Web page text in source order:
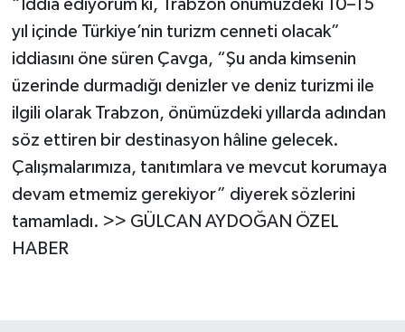
“İddia ediyorum ki, Trabzon önümüzdeki 10–15
yıl içinde Türkiye’nin turizm cenneti olacak”
iddiasını öne süren Çavga, “Şu anda kimsenin
üzerinde durmadığı denizler ve deniz turizmi ile
ilgili olarak Trabzon, önümüzdeki yıllarda adından
söz ettiren bir destinasyon hâline gelecek.
Çalışmalarımıza, tanıtımlara ve mevcut korumaya
devam etmemiz gerekiyor” diyerek sözlerini
tamamladı. >> GÜLCAN AYDOĞAN ÖZEL
HABER